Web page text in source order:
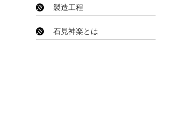
製造工程
石見神楽とは